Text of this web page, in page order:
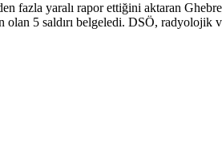
fazla yaralı rapor ettiğini aktaran
olan 5 saldırı belgeledi. DSÖ,